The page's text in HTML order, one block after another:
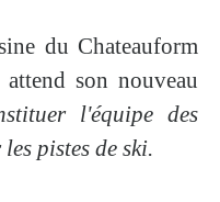
du Chateauform
son nouveau
l'équipe des
pistes de ski.